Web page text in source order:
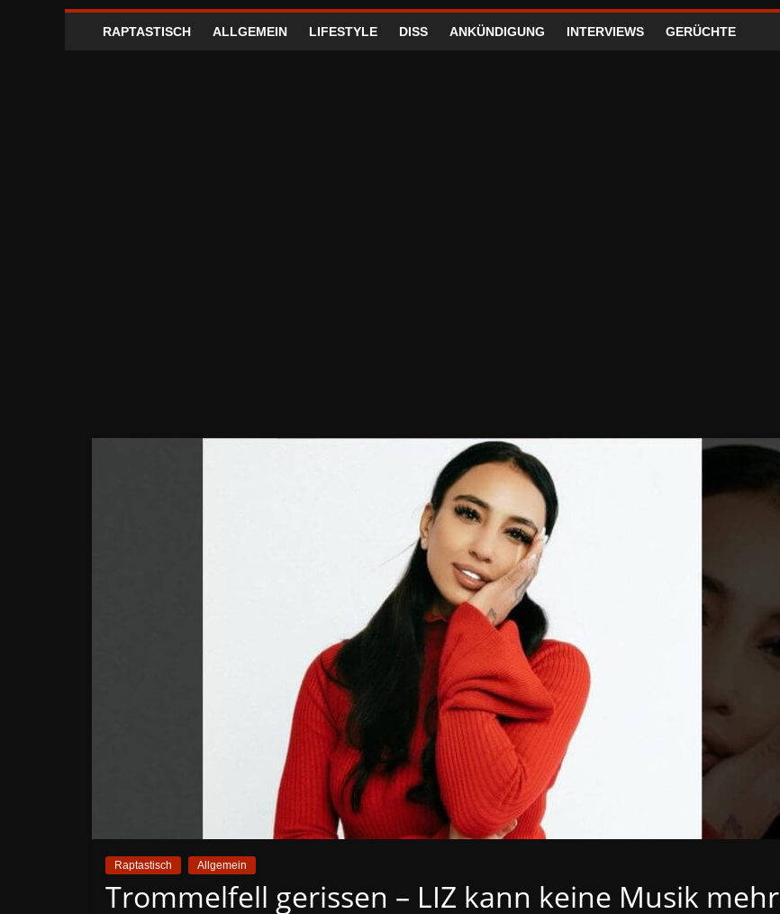
RAPTASTISCH ALLGEMEIN LIFESTYLE DISS ANKÜNDIGUNG INTERVIEWS GERÜCHTE
Raptastisch Allgemein
Trommelfell gerissen – LIZ kann keine Musik mehr